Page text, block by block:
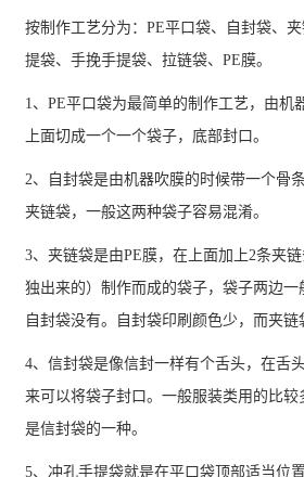
按制作工艺分为：PE平口袋、自封袋、
提袋、手挽手提袋、拉链袋、PE膜。
1、PE平口袋为最简单的制作工艺，由机
上面切成一个一个袋子，底部封口。
2、自封袋是由机器吹膜的时候带一个骨
夹链袋，一般这两种袋子容易混淆。
3、夹链袋是由PE膜，在上面加上2条夹
独出来的）制作而成的袋子，袋子两边一
自封袋没有。自封袋印刷颜色少，而夹链
4、信封袋是像信封一样有个舌头，在舌
来可以将袋子封口。一般服装类用的比
是信封袋的一种。
5、冲孔手提袋就是在平口袋顶部适当位